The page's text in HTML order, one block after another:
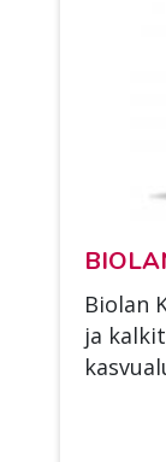
Bio­lan
ja